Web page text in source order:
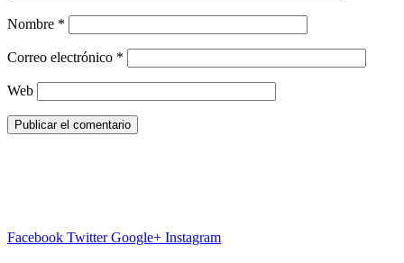
Nombre *
Correo electrónico *
Web
Facebook Twitter Google+ Instagram